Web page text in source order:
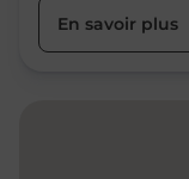
En savoir plus